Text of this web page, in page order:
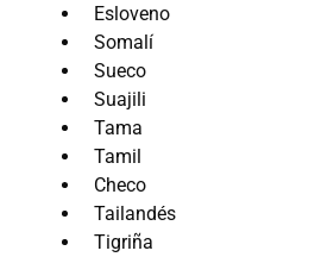
Esloveno
Somalí
Sueco
Suajili
Tama
Tamil
Checo
Tailandés
Tigriña